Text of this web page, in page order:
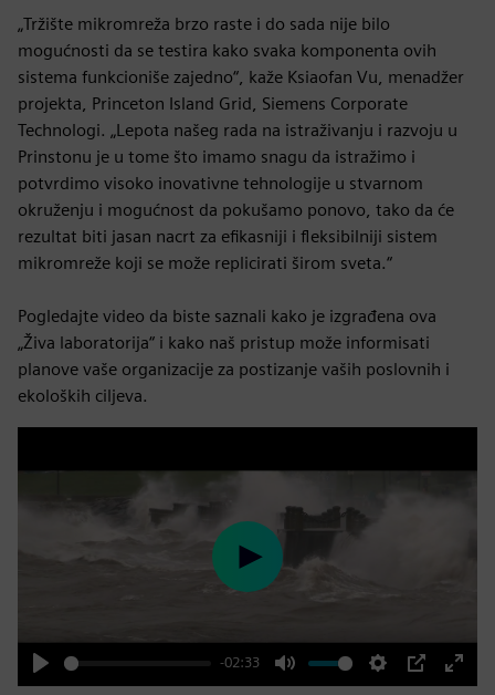
„Tržište mikromreža brzo raste i do sada nije bilo
mogućnosti da se testira kako svaka komponenta ovih
sistema funkcioniše zajedno“, kaže Ksiaofan Vu, menadžer
projekta, Princeton Island Grid, Siemens Corporate
Technologi. „Lepota našeg rada na istraživanju i razvoju u
Prinstonu je u tome što imamo snagu da istražimo i
potvrdimo visoko inovativne tehnologije u stvarnom
okruženju i mogućnost da pokušamo ponovo, tako da će
rezultat biti jasan nacrt za efikasniji i fleksibilniji sistem
mikromreže koji se može replicirati širom sveta.“
Pogledajte video da biste saznali kako je izgrađena ova
„Živa laboratorija“ i kako naš pristup može informisati
planove vaše organizacije za postizanje vaših poslovnih i
ekoloških ciljeva.
Play
-02:33
Mute Settings
PIP Enter
Play